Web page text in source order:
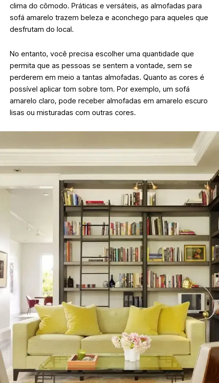
clima do cômodo. Práticas e versáteis, as almofadas para
sofá amarelo trazem beleza e aconchego para aqueles que
desfrutam do local.
No entanto, você precisa escolher uma quantidade que
permita que as pessoas se sentem a vontade, sem se
perderem em meio a tantas almofadas. Quanto as cores é
possível aplicar tom sobre tom. Por exemplo, um sofá
amarelo claro, pode receber almofadas em amarelo escuro
lisas ou misturadas com outras cores.